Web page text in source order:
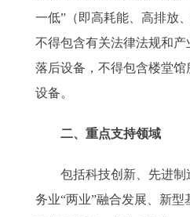
一低”（即高耗能、高排放
不得包含有关法律法规和
落后设备，不得包含楼堂
设备。
二、重点支持领域
包括科技创新、先进制
务业“两业”融合发展、新